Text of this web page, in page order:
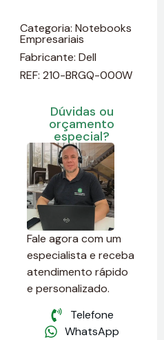
Categoria:Notebooks
Empresariais
Fabricante:Dell
REF: 210-BRGQ-000W
Dúvidas ou
orçamento
especial?
Fale agora com um
especialista e receba
atendimento rápido
e personalizado.
Telefone
WhatsApp